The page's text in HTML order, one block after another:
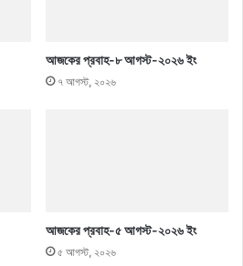
আজকের প্রবাহ-৮ আগস্ট-২০২৬ ইং
৭ আগস্ট, ২০২৬
আজকের প্রবাহ-৫ আগস্ট-২০২৬ ইং
৫ আগস্ট, ২০২৬